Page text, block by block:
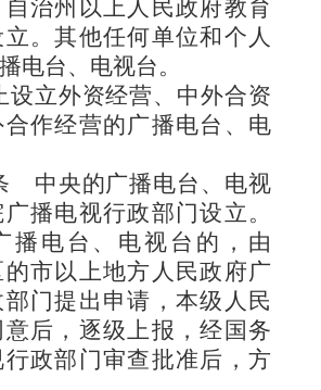
治州以上人民政府教育
。其他任何单位和个人
电台、电视台。
设立外资经营、中外合资
作经营的广播电台、电
中央的广播电台、电视
播电视行政部门设立。
播电台、电视 台的，由
市以上地方人民政府广
门提出申请，本级人民
后，逐级上报，经国务
行政部门审查批准后，方